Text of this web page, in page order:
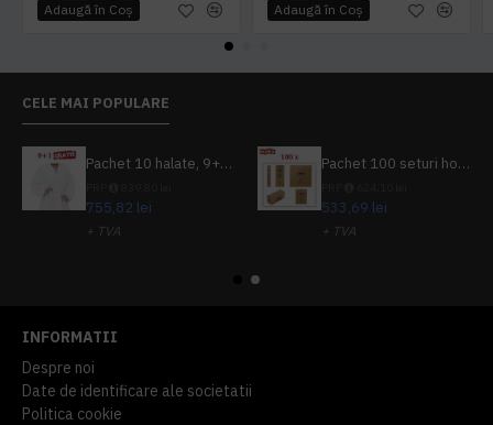
Adaugă în Coş Adaugă în Coş
CELE MAI POPULARE
Pachet 10 halate, 9+1 gratuit
755,82 lei
+ TVA
Pachet 100 seturi hoteliere, set dentar, set barbierit, casca de dus, pila unghii, set cusut
533,69 lei
+ TVA
INFORMATII
Despre noi
Date de identificare ale societatii
Politica cookie